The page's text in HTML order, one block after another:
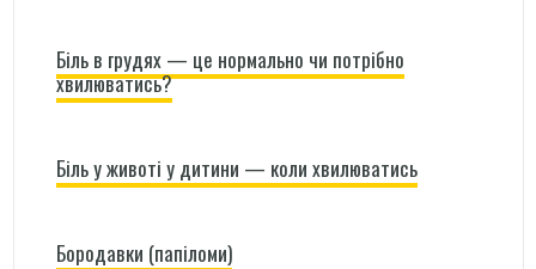
Біль в грудях — це нормально чи потрібно
хвилюватись?
Біль у животі у дитини — коли хвилюватись
Бородавки (папіломи)